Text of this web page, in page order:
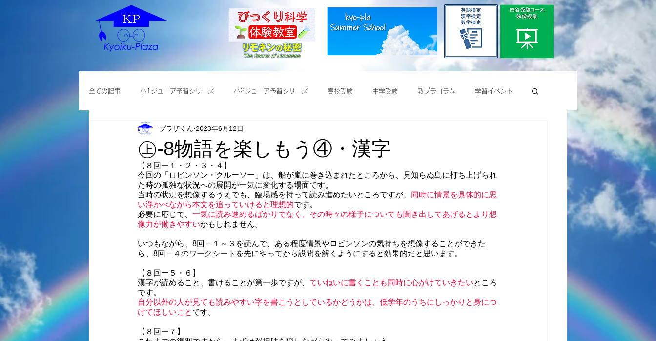
全ての記事 小1ジュニア予習シリーズ 小2ジュニア予習シリーズ 高校受験 中学受験 教プラコラム 学習イベント
各種説明会 小学英語 大学受験
㊤-8物語を楽しもう④・漢字
プラザくん 2023年6月12日
【８回ー１・２・３・４】
今回の「ロビンソン・クルーソー」は、船が嵐に巻き込まれたところから、見知らぬ島に打ち上げられ
た時の孤独な状況への展開が一気に変化する場面です。
当時の状況を想像するうえでも、臨場感を持って読み進めたいところですが、
同時に情景を具体的に思
い浮かべながら本文を追っていけると理想的です。
必要に応じて、 一気に読み進めるばかりでなく、その時々の様子についても聞き出してあげるとより想
像力が働きやすいかもしれません。
いつもながら、8回－１～３を読んで、ある程度情景やロビンソンの気持ちを想像することができた
ら、8回－４のワークシートを先にやってから設問を解くようにすると効果的だと思います。
【８回ー５・６】
漢字が読めること、書けることが第一歩ですが、 ていねいに書くことも同時に心がけていきたいところ
です。
自分以外の人が見ても読みやすい字を書こうとしているかどうかは、低学年のうちにしっかりと身につ
けてほしいこと です。
【８回ー７】